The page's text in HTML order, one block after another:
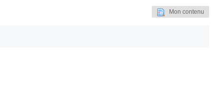
Mon contenu